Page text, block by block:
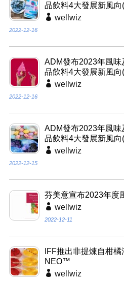
品飲料4大發展新風向
wellwiz
2022-12-16
ADM發布2023年風
品飲料4大發展新風向
wellwiz
2022-12-16
ADM發布2023年風
品飲料4大發展新風向
wellwiz
2022-12-15
芬美意宣布2023年度
wellwiz
2022-12-11
IFF推出非提煉自柑
NEO™
wellwiz